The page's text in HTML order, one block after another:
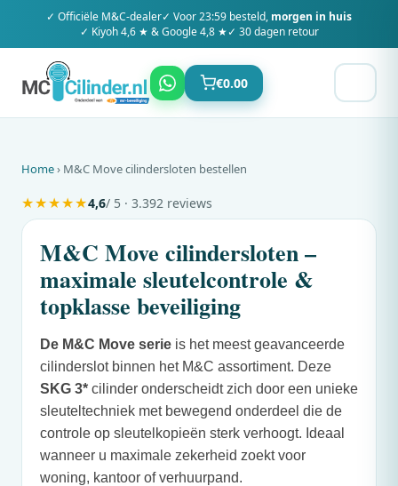
✓ Officiële M&C-dealer✓ Voor 23:59 besteld, morgen in huis
✓ Kiyoh 4,6 ★ & Google 4,8 ★✓ 30 dagen retour
€0.00
Home› M&C Move cilindersloten bestellen
★★★★★4,6/ 5 · 3.392 reviews
M&C Move cilindersloten –
maximale sleutelcontrole &
topklasse beveiliging
De M&C Move serie is het meest geavanceerde
cilinderslot binnen het M&C assortiment. Deze
SKG 3* cilinder onderscheidt zich door een unieke
sleuteltechniek met bewegend onderdeel die de
controle op sleutelkopieën sterk verhoogt. Ideaal
wanneer u maximale zekerheid zoekt voor
woning, kantoor of verhuurpand.